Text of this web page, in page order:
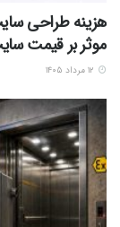
موثر بر قیمت